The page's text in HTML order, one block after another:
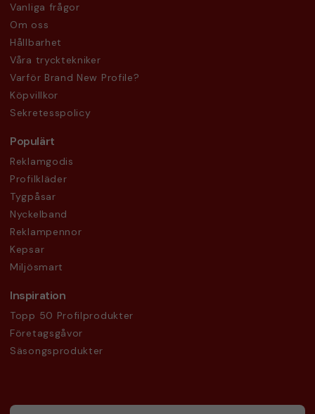
Vanliga frågor
Om oss
Hållbarhet
Våra trycktekniker
Varför Brand New Profile?
Köpvillkor
Sekretesspolicy
Populärt
Reklamgodis
Profilkläder
Tygpåsar
Nyckelband
Reklampennor
Kepsar
Miljösmart
Inspiration
Topp 50 Profilprodukter
Företagsgåvor
Säsongsprodukter